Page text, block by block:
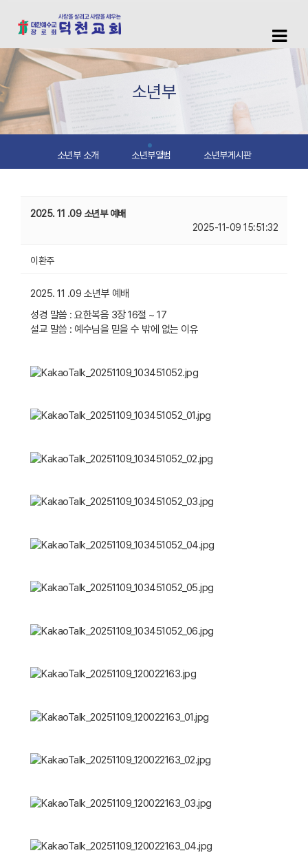
소년부
소년부 소개 소년부앨범 소년부게시판
2025. 11 .09 소년부 예배
2025-11-09 15:51:32
이환주
2025. 11 .09 소년부 예배
성경 말씀 : 요한복음 3장 16절 ~ 17
설교 말씀 : 예수님을 믿을 수 밖에 없는 이유